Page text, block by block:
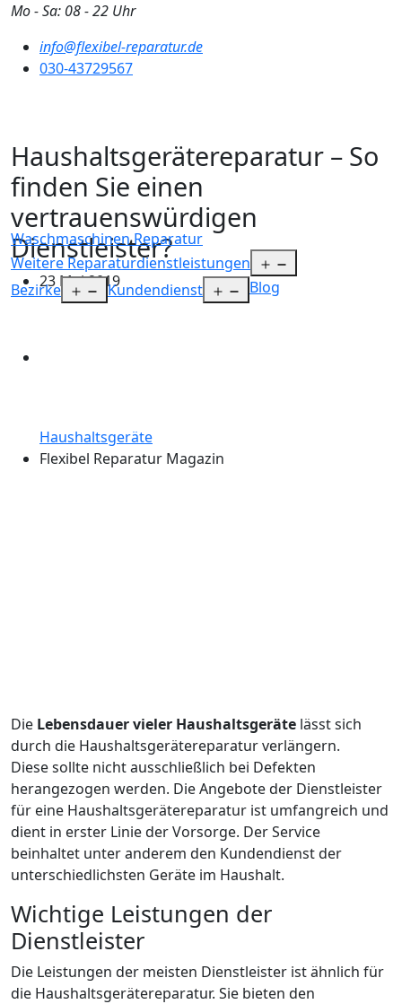
Zum
springen
Mo - Sa: 08 - 22 Uhr
info@flexibel-reparatur.de
030-43729567
Waschmaschinen Reparatur
Weitere Reparaturdienstleistungen
Bezirke
Menü
Kundendienst
Menü
Blog
Haushaltsgerätereparatur – So
finden Sie einen
vertrauenswürdigen
Dienstleister?
23 Mai 2019
Haushaltsgeräte
Flexibel Reparatur Magazin
Die Lebensdauer vieler Haushaltsgeräte lässt sich
durch die Haushaltsgerätereparatur verlängern.
Diese sollte nicht ausschließlich bei Defekten
herangezogen werden. Die Angebote der Dienstleister
für eine Haushaltsgerätereparatur ist umfangreich und
dient in erster Linie der Vorsorge. Der Service
beinhaltet unter anderem den Kundendienst der
unterschiedlichsten Geräte im Haushalt.
Wichtige Leistungen der
Dienstleister
Die Leistungen der meisten Dienstleister ist ähnlich für
die Haushaltsgerätereparatur. Sie bieten den